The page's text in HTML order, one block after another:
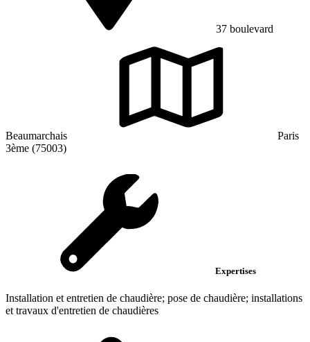
37 boulevard
Beaumarchais
Paris
3ème (75003)
Expertises
Installation et entretien de chaudière; pose de chaudière; installations
et travaux d'entretien de chaudières